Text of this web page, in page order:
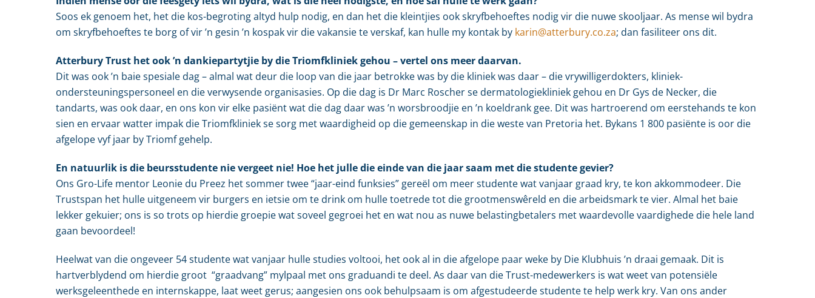
Soos ek genoem het, het die kos-begroting altyd hulp nodig, en dan het die kleintjies ook skryfbehoeftes nodig vir die nuwe skooljaar. As mense wil bydra
om skryfbehoeftes te borg of vir ’n gesin ’n kospak vir die vakansie te verskaf, kan hulle my kontak by karin@atterbury.co.za; dan fasiliteer ons dit.
Atterbury Trust het ook ’n dankiepartytjie by die Triomfkliniek gehou – vertel ons meer daarvan.
Dit was ook ’n baie spesiale dag – almal wat deur die loop van die jaar betrokke was by die kliniek was daar – die vrywilligerdokters, kliniek-
ondersteuningspersoneel en die verwysende organisasies. Op die dag is Dr Marc Roscher se dermatologiekliniek gehou en Dr Gys de Necker, die
tandarts, was ook daar, en ons kon vir elke pasiënt wat die dag daar was ’n worsbroodjie en ’n koeldrank gee. Dit was hartroerend om eerstehands te kon
sien en ervaar watter impak die Triomfkliniek se sorg met waardigheid op die gemeenskap in die weste van Pretoria het. Bykans 1 800 pasiënte is oor die
afgelope vyf jaar by Triomf gehelp.
En natuurlik is die beursstudente nie vergeet nie! Hoe het julle die einde van die jaar saam met die studente gevier?
Ons Gro-Life mentor Leonie du Preez het sommer twee “jaar-eind funksies” gereël om meer studente wat vanjaar graad kry, te kon akkommodeer. Die
Trustspan het hulle uitgeneem vir burgers en ietsie om te drink om hulle toetrede tot die grootmenswêreld en die arbeidsmark te vier. Almal het baie
lekker gekuier; ons is so trots op hierdie groepie wat soveel gegroei het en wat nou as nuwe belastingbetalers met waardevolle vaardighede die hele land
gaan bevoordeel!
Heelwat van die ongeveer 54 studente wat vanjaar hulle studies voltooi, het ook al in die afgelope paar weke by Die Klubhuis ’n draai gemaak. Dit is
hartverblydend om hierdie groot “graadvang” mylpaal met ons graduandi te deel. As daar van die Trust-medewerkers is wat weet van potensiële
werksgeleenthede en internskappe, laat weet gerus; aangesien ons ook behulpsaam is om afgestudeerde studente te help werk kry. Van ons ander